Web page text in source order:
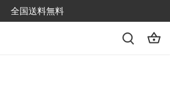
全国送料無料